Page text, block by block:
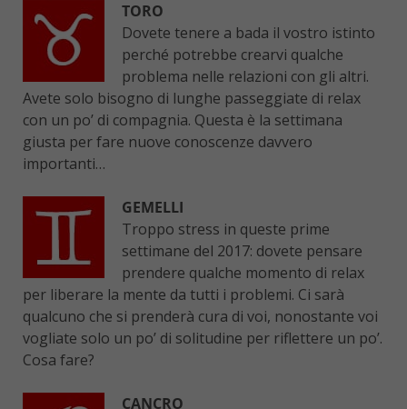
TORO
Dovete tenere a bada il vostro istinto
perché potrebbe crearvi qualche
problema nelle relazioni con gli altri.
Avete solo bisogno di lunghe passeggiate di relax
con un po’ di compagnia. Questa è la settimana
giusta per fare nuove conoscenze davvero
importanti…
GEMELLI
Troppo stress in queste prime
settimane del 2017: dovete pensare
prendere qualche momento di relax
per liberare la mente da tutti i problemi. Ci sarà
qualcuno che si prenderà cura di voi, nonostante voi
vogliate solo un po’ di solitudine per riflettere un po’.
Cosa fare?
CANCRO